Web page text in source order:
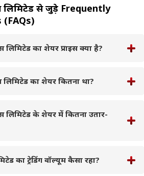
लिमिटेड से जुड़े Frequently
का शेयर प्राइस क्या है?
का शेयर कितना था?
के शेयर में कितना उतार-
का ट्रेडिंग वॉल्यूम कैसा रहा?